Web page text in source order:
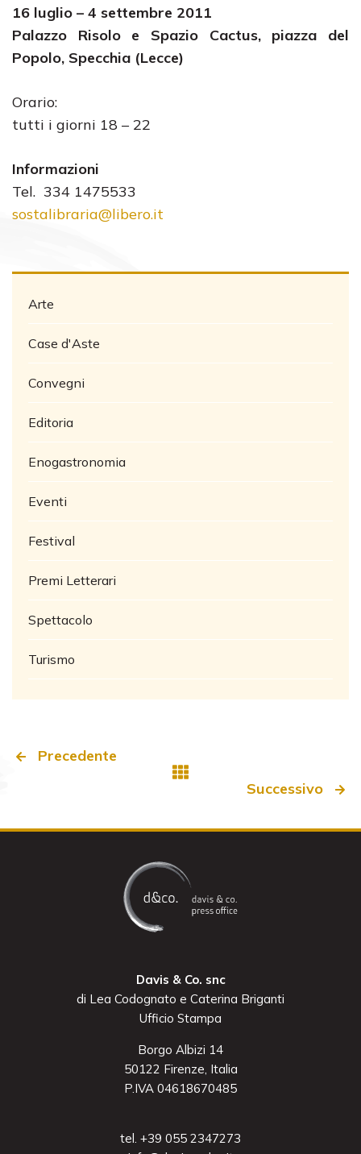
16 luglio – 4 settembre 2011
Palazzo Risolo e Spazio Cactus, piazza del
Popolo, Specchia (Lecce)
Orario:
tutti i giorni 18 – 22
Informazioni
Tel. 334 1475533
sostalibraria@libero.it
Arte
Case d'Aste
Convegni
Editoria
Enogastronomia
Eventi
Festival
Premi Letterari
Spettacolo
Turismo
Precedente
Successivo
Davis & Co. snc
di Lea Codognato e Caterina Briganti
Ufficio Stampa
Borgo Albizi 14
50122 Firenze, Italia
P.IVA 04618670485
tel. +39 055 2347273